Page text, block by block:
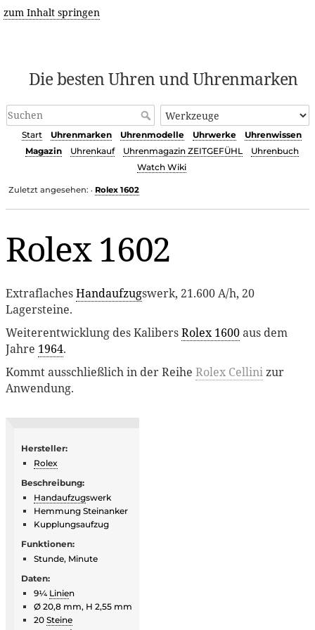
zum Inhalt springen
Die besten Uhren und Uhrenmarken
Start Uhrenmarken Uhrenmodelle Uhrwerke
Uhrenwissen
Magazin
Uhrenkauf Uhrenmagazin ZEITGEFÜHL
Uhrenbuch
Watch Wiki
Zuletzt angesehen: • Rolex 1602
Rolex 1602
ExtraflachesHandaufzugswerk, 21.600 A/h, 20
Lagersteine.
Weiterentwicklung des KalibersRolex 1600aus dem
Jahre 1964.
Kommt ausschließlich in der Reihe Rolex Cellinizur
Anwendung.
Hersteller:
Rolex
Beschreibung:
Handaufzugswerk
Hemmung Steinanker
Kupplungsaufzug
Funktionen:
Stunde, Minute
Daten:
9¼ Linien
Ø 20,8 mm, H 2,55 mm
20 Steine